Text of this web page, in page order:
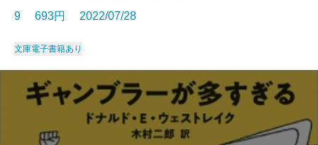
9 693円 2022/07/28
文庫電子書籍あり